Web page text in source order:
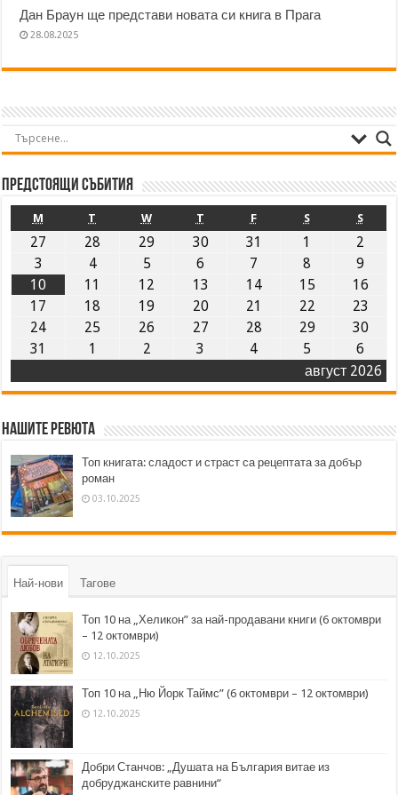
Дан Браун ще представи новата си книга в Прага
28.08.2025
Предстоящи събития
август 2026
M T W T F S S
27 28 29 30 31 1
2
3
4 5 6 7 8
9
10
11 12 13 14 15
16
17
18 19 20 21 22
23
24
25 26 27 28 29
30
31
1 2 3 4 5 6
Нашите ревюта
Топ книгата: сладост и страст са рецептата за добър
роман
03.10.2025
Най-нови Тагове
Топ 10 на „Хеликон” за най-продавани книги (6 октомври
– 12 октомври)
12.10.2025
Топ 10 на „Ню Йорк Таймс” (6 октомври – 12 октомври)
12.10.2025
Добри Станчов: „Душата на България витае из
добруджанските равнини“